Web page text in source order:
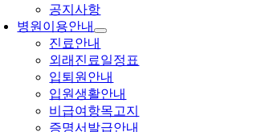
공지사항
병원이용안내
진료안내
외래진료일정표
입퇴원안내
입원생활안내
비급여항목고지
증명서발급안내